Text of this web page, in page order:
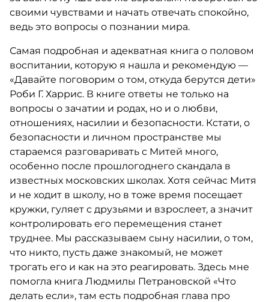
своими чувствами и начать отвечать спокойно,
ведь это вопросы о познании мира.
Самая подробная и адекватная книга о половом
воспитании, которую я нашла и рекомендую —
«Давайте поговорим о том, откуда берутся дети»
Роби Г. Харрис. В книге ответы не только на
вопросы о зачатии и родах, но и о любви,
отношениях, насилии и безопасности. Кстати, о
безопасности и личном пространстве мы
стараемся разговаривать с Митей много,
особенно после прошлогоднего скандала в
известных московских школах. Хотя сейчас Митя
и не ходит в школу, но в тоже время посещает
кружки, гуляет с друзьями и взрослеет, а значит
контролировать его перемещения станет
труднее. Мы рассказываем сыну насилии, о том,
что никто, пусть даже знакомый, не может
трогать его и как на это реагировать. Здесь мне
помогла книга Людмилы Петрановской «Что
делать если», там есть подробная глава про